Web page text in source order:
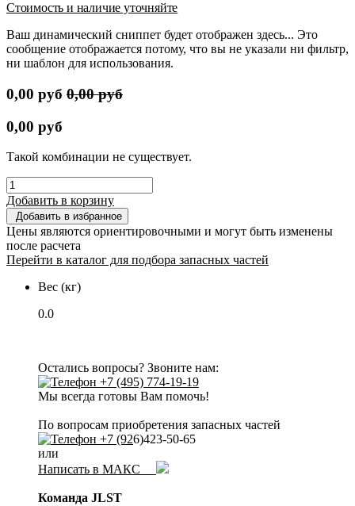
Стоимость и наличие уточняйте
Ваш динамический сниппет будет отображен здесь... Это
сообщение отображается потому, что вы не указали ни фильтр,
ни шаблон для использования.
0,00 руб 0,00руб
0,00 руб
Такой комбинации не существует.
Добавить в корзину
Добавить в избранное
Цены являются ориентировочными и могут быть изменены
после расчета
Перейти в каталог для подбора запасных частей
Вес (кг)
0.0
Остались вопросы? Звоните нам:
+7 (495) 774-19-19
Мы всегда готовы Вам помочь!
По вопросам приобретения запасных частей
+7 (926)423-50-65
или
Написать в МАКС
Команда JLST